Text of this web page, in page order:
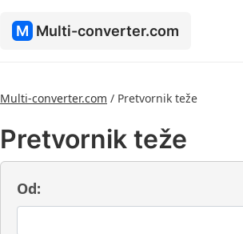
M Multi-converter.com
Multi-converter.com / Pretvornik teže
Pretvornik teže
Od: